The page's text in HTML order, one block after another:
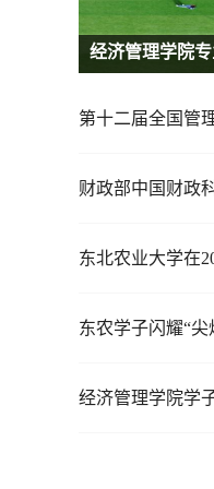
经济管理学院
财政部中国财政
东农学子闪耀“